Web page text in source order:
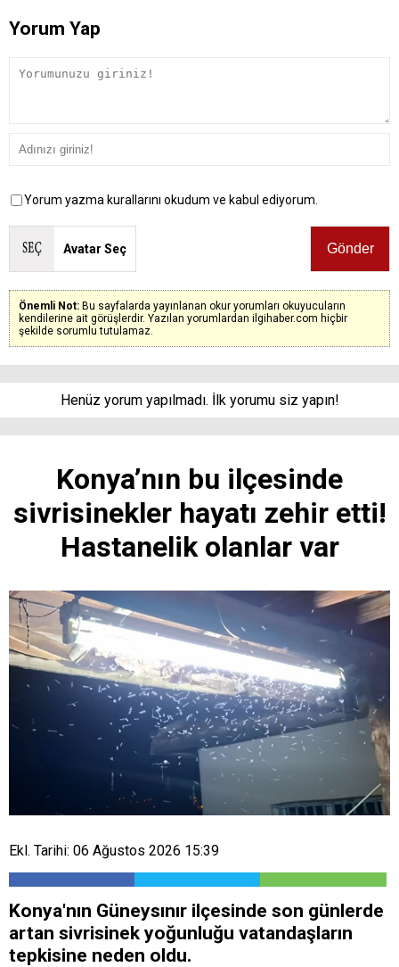
Yorum Yap
Yorum yazma kurallarını okudum ve kabul ediyorum.
Avatar Seç
Önemli Not: Bu sayfalarda yayınlanan okur yorumları okuyucuların
kendilerine ait görüşlerdir. Yazılan yorumlardan ilgihaber.com hiçbir
şekilde sorumlu tutulamaz.
Henüz yorum yapılmadı. İlk yorumu siz yapın!
Konya’nın bu ilçesinde
sivrisinekler hayatı zehir etti!
Hastanelik olanlar var
Ekl. Tarihi: 06 Ağustos 2026 15:39
Konya'nın Güneysınır ilçesinde son günlerde
artan sivrisinek yoğunluğu vatandaşların
tepkisine neden oldu.